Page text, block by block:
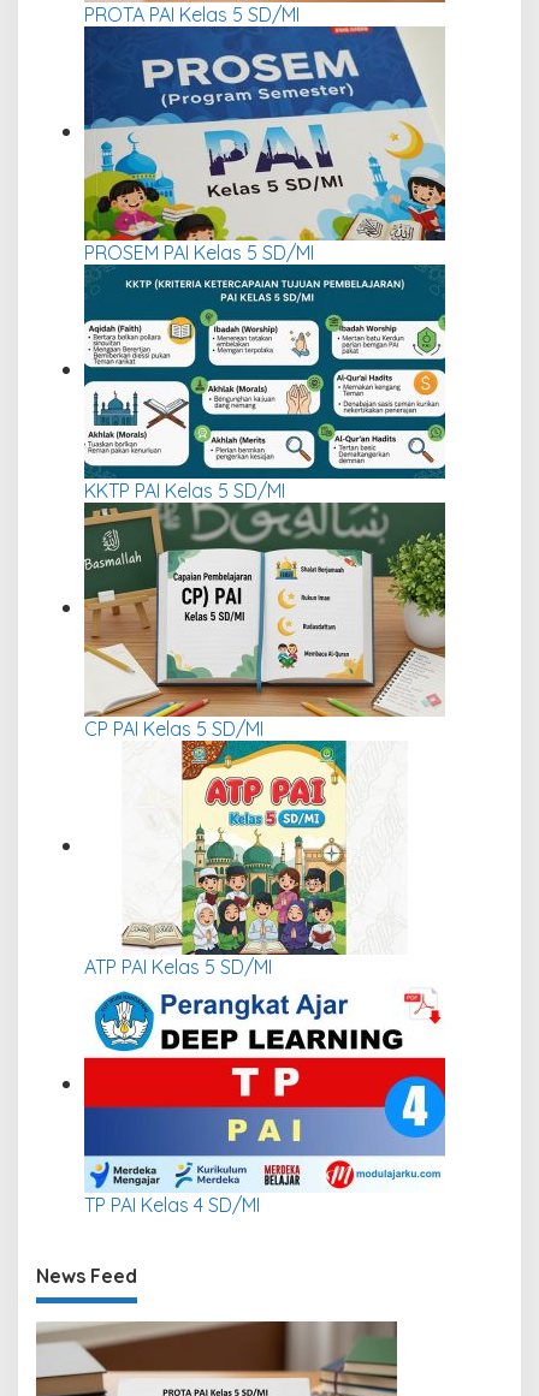
PROTA PAI Kelas 5 SD/MI
PROSEM PAI Kelas 5 SD/MI
KKTP PAI Kelas 5 SD/MI
CP PAI Kelas 5 SD/MI
ATP PAI Kelas 5 SD/MI
TP PAI Kelas 4 SD/MI
News Feed